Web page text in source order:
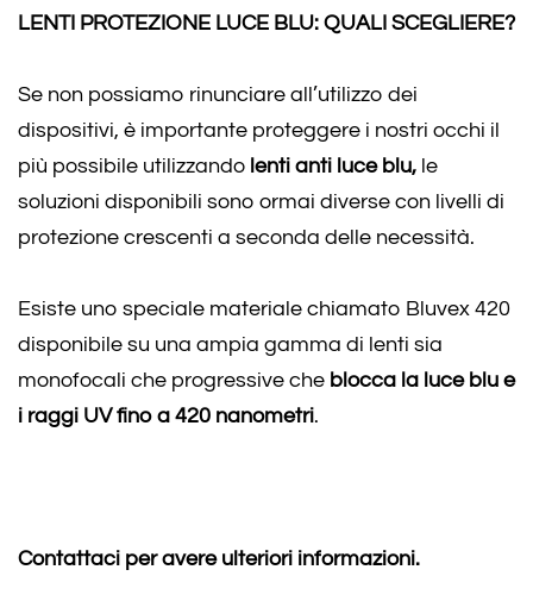
LENTI PROTEZIONE LUCE BLU: QUALI SCEGLIERE?
Se non possiamo rinunciare all’utilizzo dei
dispositivi, è importante proteggere i nostri occhi il
più possibile utilizzando lenti anti luce blu, le
soluzioni disponibili sono ormai diverse con livelli di
protezione crescenti a seconda delle necessità.
Esiste uno speciale materiale chiamato Bluvex 420
disponibile su una ampia gamma di lenti sia
monofocali che progressive che blocca la luce blu e
i raggi UV fino a 420 nanometri.
Contattaci per avere ulteriori informazioni.